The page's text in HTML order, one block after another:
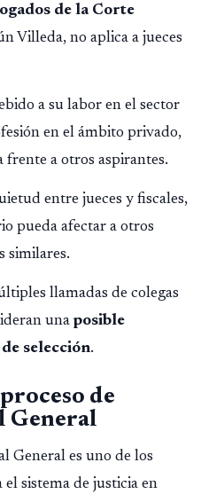
de la Corte
Villeda, no aplica a jueces
a su labor en el sector
en el ámbito privado,
frente a otros aspirantes.
entre jueces y fiscales,
pueda afectar a otros
similares.
llamadas de colegas
una posible
selección.
de
General
General es uno de los
el sistema de justicia en